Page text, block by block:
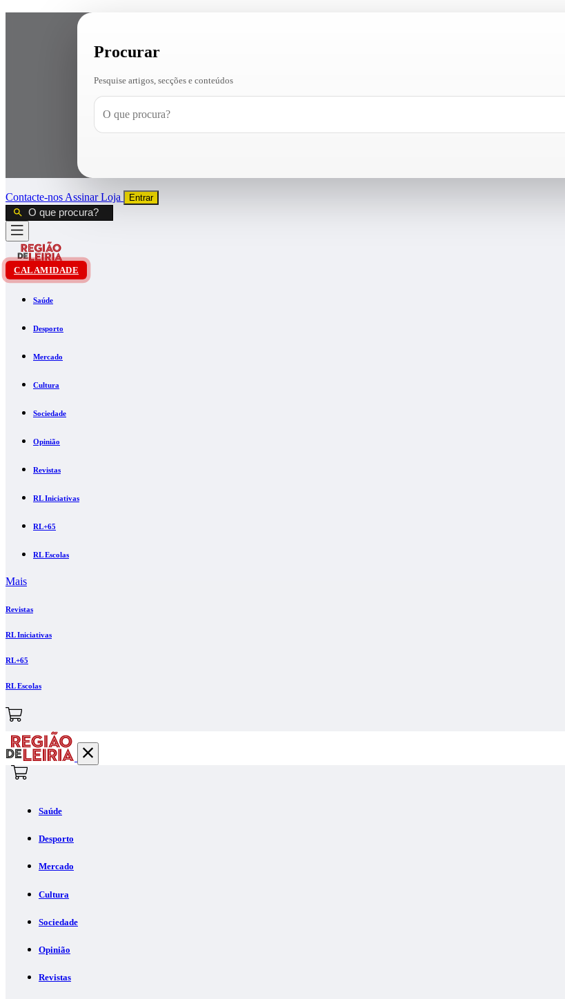
Procurar
Pesquise artigos, secções e conteúdos
Contacte-nos AssinarLoja Entrar
CALAMIDADE
Saúde
Desporto
Mercado
Cultura
Sociedade
Opinião
Revistas
RL Iniciativas
RL+65
RL Escolas
Mais
Revistas
RL Iniciativas
RL+65
RL Escolas
Saúde
Desporto
Mercado
Cultura
Sociedade
Opinião
Revistas